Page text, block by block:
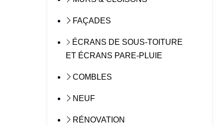
FAÇADES
ÉCRANS DE SOUS-TOITURE
ET ÉCRANS PARE-PLUIE
COMBLES
NEUF
RÉNOVATION